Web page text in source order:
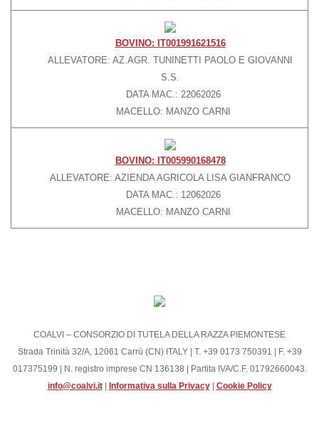
BOVINO: IT001991621516
ALLEVATORE: AZ.AGR. TUNINETTI PAOLO E GIOVANNI
S.S.
DATA MAC.: 22062026
MACELLO: MANZO CARNI
BOVINO: IT005990168478
ALLEVATORE: AZIENDA AGRICOLA LISA GIANFRANCO
DATA MAC.: 12062026
MACELLO: MANZO CARNI
COALVI – CONSORZIO DI TUTELA DELLA RAZZA PIEMONTESE
Strada Trinità 32/A, 12061 Carrù (CN) ITALY | T. +39 0173 750391 | F. +39
017375199 | N. registro imprese CN 136138 | Partita IVA/C.F. 01792660043.
info@coalvi.it| Informativa sulla Privacy| Cookie Policy